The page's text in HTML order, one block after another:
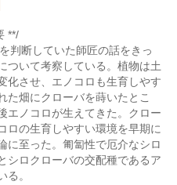
**/
判断していた師匠の話をきっ
ついて考察している。植物は土
化させ、エノコロも生育しやす
た畑にクローバを蒔いたとこ
エノコロが生えてきた。クロー
ロの生育しやすい環境を早期に
に至った。匍匐性で厄介なシロ
シロクローバの交配種であるア
る。